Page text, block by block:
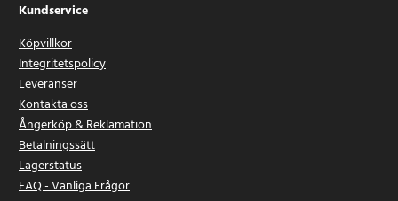
Kundservice
Köpvillkor
Integritetspolicy
Leveranser
Kontakta oss
Ångerköp & Reklamation
Betalningssätt
Lagerstatus
FAQ - Vanliga Frågor